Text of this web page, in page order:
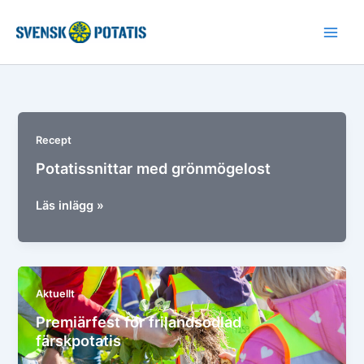
Recept
Potatissnittar med grönmögelost
Potatissnittar
grönmögelost
Läs inlägg »
Aktuellt
Premiärfest för frilandsodlad
färskpotatis